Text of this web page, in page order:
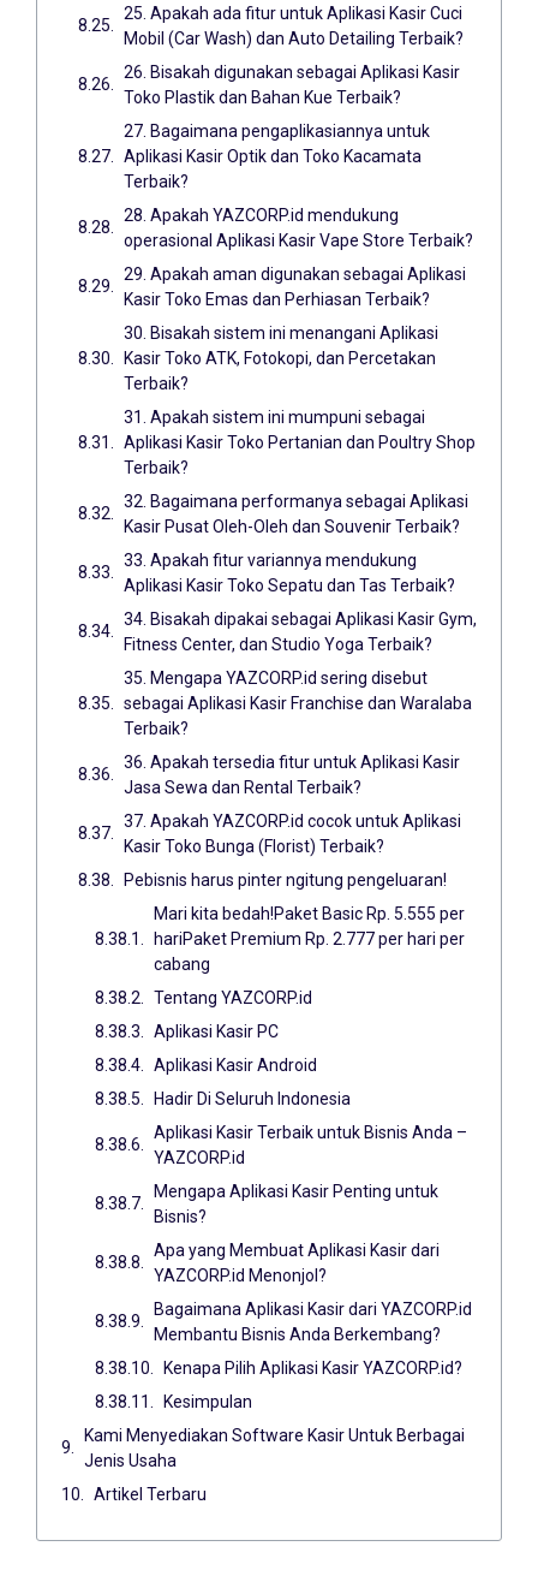
25. Apakah ada fitur untuk Aplikasi Kasir Cuci
Mobil (Car Wash) dan Auto Detailing Terbaik?
26. Bisakah digunakan sebagai Aplikasi Kasir
Toko Plastik dan Bahan Kue Terbaik?
27. Bagaimana pengaplikasiannya untuk
Aplikasi Kasir Optik dan Toko Kacamata
Terbaik?
28. Apakah YAZCORP.id mendukung
operasional Aplikasi Kasir Vape Store Terbaik?
29. Apakah aman digunakan sebagai Aplikasi
Kasir Toko Emas dan Perhiasan Terbaik?
30. Bisakah sistem ini menangani Aplikasi
Kasir Toko ATK, Fotokopi, dan Percetakan
Terbaik?
31. Apakah sistem ini mumpuni sebagai
Aplikasi Kasir Toko Pertanian dan Poultry Shop
Terbaik?
32. Bagaimana performanya sebagai Aplikasi
Kasir Pusat Oleh-Oleh dan Souvenir Terbaik?
33. Apakah fitur variannya mendukung
Aplikasi Kasir Toko Sepatu dan Tas Terbaik?
34. Bisakah dipakai sebagai Aplikasi Kasir Gym,
Fitness Center, dan Studio Yoga Terbaik?
35. Mengapa YAZCORP.id sering disebut
sebagai Aplikasi Kasir Franchise dan Waralaba
Terbaik?
36. Apakah tersedia fitur untuk Aplikasi Kasir
Jasa Sewa dan Rental Terbaik?
37. Apakah YAZCORP.id cocok untuk Aplikasi
Kasir Toko Bunga (Florist) Terbaik?
Pebisnis harus pinter ngitung pengeluaran!
Mari kita bedah!Paket Basic Rp. 5.555 per
hariPaket Premium Rp. 2.777 per hari per
cabang
Tentang YAZCORP.id
Aplikasi Kasir PC
Aplikasi Kasir Android
Hadir Di Seluruh Indonesia
Aplikasi Kasir Terbaik untuk Bisnis Anda –
YAZCORP.id
Mengapa Aplikasi Kasir Penting untuk
Bisnis?
Apa yang Membuat Aplikasi Kasir dari
YAZCORP.id Menonjol?
Bagaimana Aplikasi Kasir dari YAZCORP.id
Membantu Bisnis Anda Berkembang?
Kenapa Pilih Aplikasi Kasir YAZCORP.id?
Kesimpulan
Kami Menyediakan Software Kasir Untuk Berbagai
Jenis Usaha
Artikel Terbaru